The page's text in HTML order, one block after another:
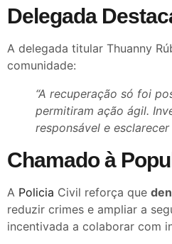
Delegada
A delegada titular Thuanny
comunidade:
“A recuperação só foi
permitiram ação ágil.
responsável e esclarecer
Chamado à
A Policia Civil reforça que
reduzir crimes e ampliar a
incentivada a colaborar com